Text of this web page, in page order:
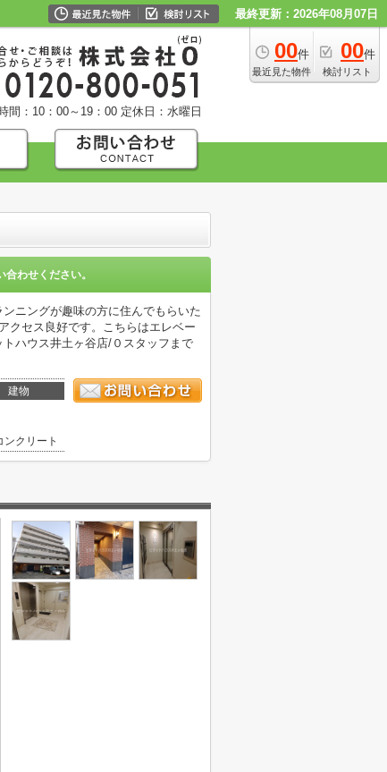
最終更新：2026年08月07日
00件
最近見た物件
00件
検討リスト
間：10：00～19：00 定休日：水曜日
合わせください。
ニングが趣味の方に住んでもらいた
クセス良好です。こちらはエレベー
ハウス井土ヶ谷店/０スタッフまで
建物
ンクリート